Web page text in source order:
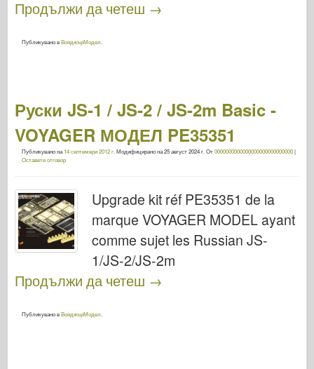
Продължи да четеш →
Публикувано вВояджърМодел
Руски JS-1 / JS-2 / JS-2m Basic -
VOYAGER МОДЕЛ PE35351
Публикувано на 14 септември 2012 г. Модифицирано на25 август 2024 г. От0000000000000000000000000000|
Оставете отговор
Upgrade kit réf PE35351 de la
marque VOYAGER MODEL ayant
comme sujet les Russian JS-
1/JS-2/JS-2m
Продължи да четеш →
Публикувано вВояджърМодел